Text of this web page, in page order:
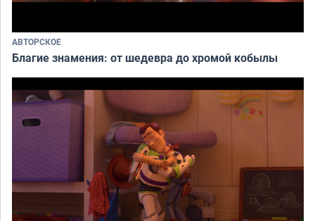
АВТОРСКОЕ
Благие знамения: от шедевра до хромой кобылы